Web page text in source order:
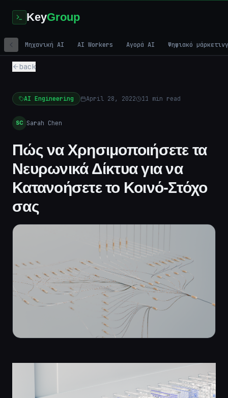
KeyGroup
Μηχανική AI AI Workers Αγορά AI Ψηφιακό
back
AI Engineering April 28, 2022 11 min read
SC Sarah Chen
Πώς να Χρησιμοποιήσετε τα
Νευρωνικά Δίκτυα για να
Κατανοήσετε το Κοινό-Στόχο
σας